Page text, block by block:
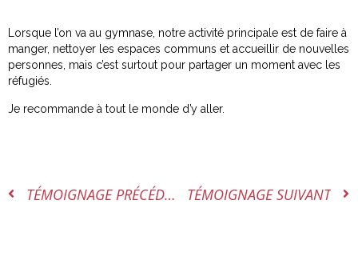
Lorsque l’on va au gymnase, notre activité principale est de faire à
manger, nettoyer les espaces communs et accueillir de nouvelles
personnes, mais c’est surtout pour partager un moment avec les
réfugiés.
Je recommande à tout le monde d’y aller.
TÉMOIGNAGE PRÉCÉDENT TÉMOIGNAGE SUIVANT